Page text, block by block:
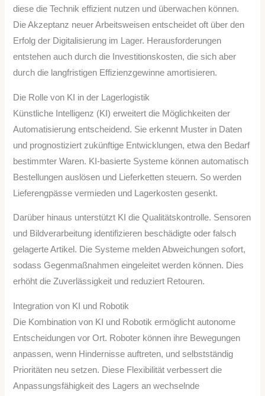
diese die Technik effizient nutzen und überwachen können.
Die Akzeptanz neuer Arbeitsweisen entscheidet oft über den
Erfolg der Digitalisierung im Lager. Herausforderungen
entstehen auch durch die Investitionskosten, die sich aber
durch die langfristigen Effizienzgewinne amortisieren.
Die Rolle von KI in der Lagerlogistik
Künstliche Intelligenz (KI) erweitert die Möglichkeiten der
Automatisierung entscheidend. Sie erkennt Muster in Daten
und prognostiziert zukünftige Entwicklungen, etwa den Bedarf
bestimmter Waren. KI-basierte Systeme können automatisch
Bestellungen auslösen und Lieferketten steuern. So werden
Lieferengpässe vermieden und Lagerkosten gesenkt.
Darüber hinaus unterstützt KI die Qualitätskontrolle. Sensoren
und Bildverarbeitung identifizieren beschädigte oder falsch
gelagerte Artikel. Die Systeme melden Abweichungen sofort,
sodass Gegenmaßnahmen eingeleitet werden können. Dies
erhöht die Zuverlässigkeit und reduziert Retouren.
Integration von KI und Robotik
Die Kombination von KI und Robotik ermöglicht autonome
Entscheidungen vor Ort. Roboter können ihre Bewegungen
anpassen, wenn Hindernisse auftreten, und selbstständig
Prioritäten neu setzen. Diese Flexibilität verbessert die
Anpassungsfähigkeit des Lagers an wechselnde